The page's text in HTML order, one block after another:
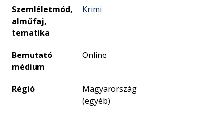
Szemléletmód,
alműfaj,
tematika
Krimi
Bemutató
médium
Online
Régió
Magyarország
(egyéb)